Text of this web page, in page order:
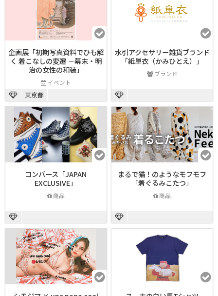
企画展「初期写真資料でひも解
く 着こなしの変遷 －幕末・明
治の女性の和装」
イベント
東京都
水引アクセサリー雑貨ブランド
「紙単衣（かみひとえ）」
ブランド
コンバース「JAPAN
EXCLUSIVE」
商品
まるで猫！のようなモフモフ
「着ぐるみこたつ」
商品